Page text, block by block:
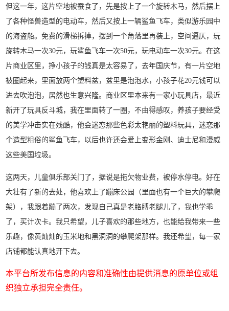
但这一年，这片空地被蚕食了，先是按上了一个旋转木马，然后摆上
了各种怪兽造型的电动车，然后又按上一辆鲨鱼飞车，类似游乐园中
的海盗船。免费的滑梯拆掉，摆到一个角落里再装上，空间逼仄，玩
旋转木马一次30元，玩鲨鱼飞车一次50元，玩电动车一次30元。在这
片商业区里，挣小孩子的钱真是太容易了，去年国庆节，有一片空地
被圈起来，里面放两个塑料盆，盆里是泡泡水，小孩子花20元钱可以
进去吹泡泡，居然也生意兴隆。商业区里本来有一家小玩具店，最近
新开了玩具反斗城，我在里面转了一圈，不由得感叹，养孩子要经受
的美学冲击实在残酷，他会迷恋那些色彩太艳丽的塑料玩具，迷恋那
个造型粗俗的鲨鱼飞车，以后也许还会爱上变形金刚、迪士尼和漫威
这些美国垃圾。
这两天，儿童俱乐部关门了，据说是拖欠物业费，被停水停电。好在
大壮有了新的去处，他喜欢上了蹦床公园（里面也有一个巨大的攀爬
架），我跟着蹦了两次，发现自己真是老胳膊老腿儿了，我也学乖
了，买计次卡。我只希望，儿子喜欢的那些地方，也能给我带来一些
乐趣，像黄灿灿的玉米地和黑洞洞的攀爬架那样。我还希望，每一家
店铺都能认真地开下去。
本平台所发布信息的内容和准确性由提供消息的原单位或组
织独立承担完全责任。